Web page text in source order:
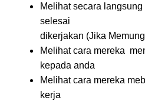
Melihat secara
selesai
dikerjakan (Jika
Melihat cara mereka
kepada anda
Melihat cara mereka
kerja